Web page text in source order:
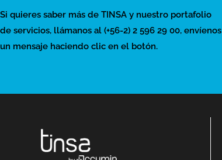
Si quieres saber más de TINSA y nuestro portafolio
de servicios, llámanos al (+56-2) 2 596 29 00, envíenos
un mensaje haciendo clic en el botón.